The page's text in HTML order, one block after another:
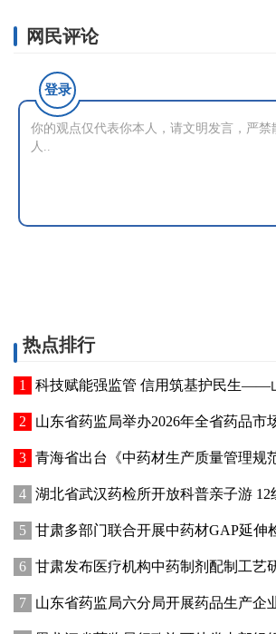
网民评论
登录
热点排行
科技赋能强监管 信用筑基护民生——山东冠县以智能管控提
山东省药监局举办2026年全省药品市
青海省出台《中药材生产质量管理规范工作细则》 全面
湖北省武汉药检所开放科普亲子游 12组家庭
甘肃多部门联合开展中药材GAP延伸检查
甘肃发布医疗机构中药制剂配制工艺研究
山东省药监局六分局开展药品生产企业普法宣贯暨质量